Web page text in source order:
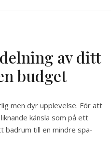
av ditt
budget
men dyr upplevelse. För att
känsla som på ett
badrum till en mindre spa-